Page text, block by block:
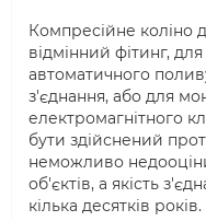
Компресійне коліно
відмінний фітинг,
автоматичного
з'єднання, або для
електромагнітного
бути здійснений
неможливо
об'єктів, а якість
кілька десятків років.